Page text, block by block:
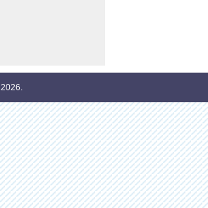
2026.